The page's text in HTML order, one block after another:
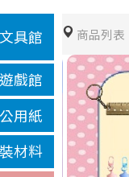
文具館
戲館
用紙
材料
商品列表